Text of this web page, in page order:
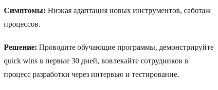
Симптомы: Низкая адаптация новых инструментов, саботаж
процессов.
Решение: Проводите обучающие программы, демонстрируйте
quick wins в первые 30 дней, вовлекайте сотрудников в
процесс разработки через интервью и тестирование.